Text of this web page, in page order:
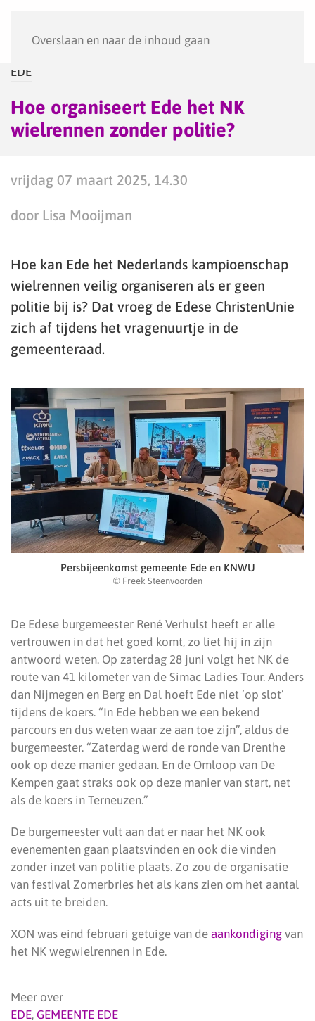
Overslaan en naar de inhoud gaan
EDE
Hoe organiseert Ede het NK
wielrennen zonder politie?
vrijdag 07 maart 2025, 14.30
door Lisa Mooijman
Hoe kan Ede het Nederlands kampioenschap
wielrennen veilig organiseren als er geen
politie bij is? Dat vroeg de Edese ChristenUnie
zich af tijdens het vragenuurtje in de
gemeenteraad.
Persbijeenkomst gemeente Ede en KNWU
© Freek Steenvoorden
De Edese burgemeester René Verhulst heeft er alle
vertrouwen in dat het goed komt, zo liet hij in zijn
antwoord weten. Op zaterdag 28 juni volgt het NK de
route van 41 kilometer van de Simac Ladies Tour. Anders
dan Nijmegen en Berg en Dal hoeft Ede niet ‘op slot’
tijdens de koers. “In Ede hebben we een bekend
parcours en dus weten waar ze aan toe zijn”, aldus de
burgemeester. “Zaterdag werd de ronde van Drenthe
ook op deze manier gedaan. En de Omloop van De
Kempen gaat straks ook op deze manier van start, net
als de koers in Terneuzen.”
De burgemeester vult aan dat er naar het NK ook
evenementen gaan plaatsvinden en ook die vinden
zonder inzet van politie plaats. Zo zou de organisatie
van festival Zomerbries het als kans zien om het aantal
acts uit te breiden.
XON was eind februari getuige van de aankondiging van
het NK wegwielrennen in Ede.
Meer over
EDE, GEMEENTE EDE